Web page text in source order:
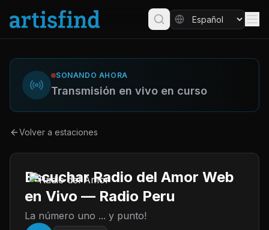
SONANDO AHORA
Transmisión en vivo en curso
Volver a estaciones
Escuchar Radio del Amor Web
en Vivo — Radio Peru
La número uno ... y punto!